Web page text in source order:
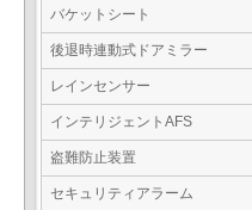
バケットシート
後退時連動式ドアミラー
レインセンサー
インテリジェントAFS
盗難防止装置
セキュリティアラーム